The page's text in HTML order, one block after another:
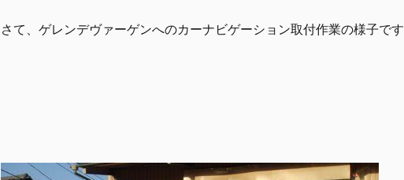
さて、ゲレンデヴァーゲンへのカーナビゲーション取付作業の様子です